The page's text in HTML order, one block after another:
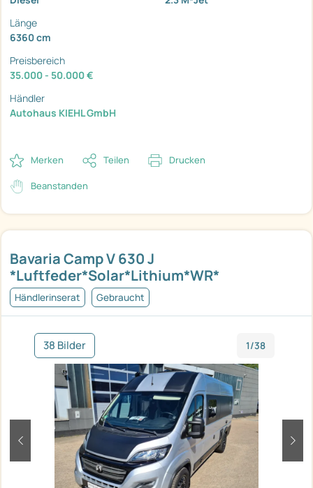
Bavaria Camp V 630 J
*Luftfeder*Solar*Lithium*WR*
Händlerinserat Gebraucht
38 Bilder 1/38
zurück
Länge
6360 cm
Preisbereich
35.000 - 50.000 €
Händler
Autohaus KIEHL GmbH
Merken Teilen Drucken
Beanstanden